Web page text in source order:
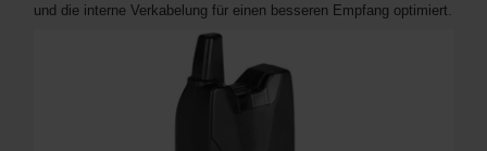
und die interne Verkabelung für einen besseren Empfang optimiert.